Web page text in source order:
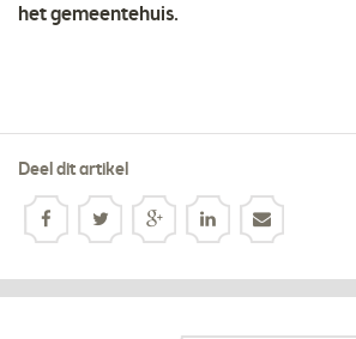
het gemeentehuis.
Deel dit artikel